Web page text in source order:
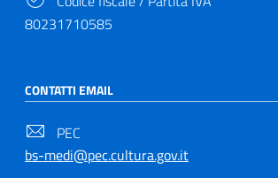
80231710585
CONTATTI EMAIL
PEC
bs-medi@pec.cultura.gov.it